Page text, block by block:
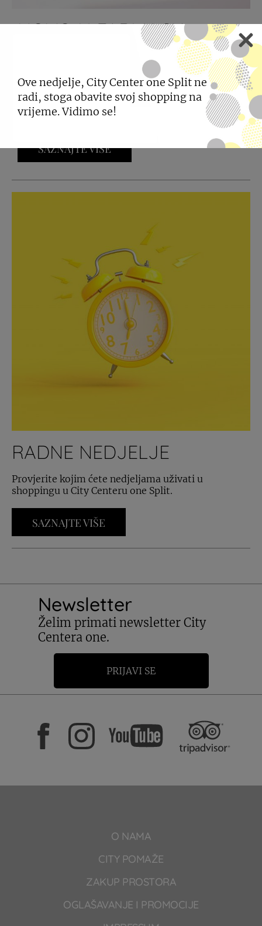
NOVO U FARMACIA
26.06.2026
Farmacia mamina torba - sigurnost, podrška i
nježnost za prve dane s bebom.
SAZNAJTE VIŠE
RADNE NEDJELJE
Provjerite kojim ćete nedjeljama uživati u
shoppingu u City Centeru one Split.
SAZNAJTE VIŠE
Newsletter
Želim primati newsletter City
Centera one.
PRIJAVI SE
O NAMA
CITY POMAŽE
ZAKUP PROSTORA
OGLAŠAVANJE I PROMOCIJE
Ove nedjelje, City Center one Split ne
radi, stoga obavite svoj shopping na
vrijeme. Vidimo se!